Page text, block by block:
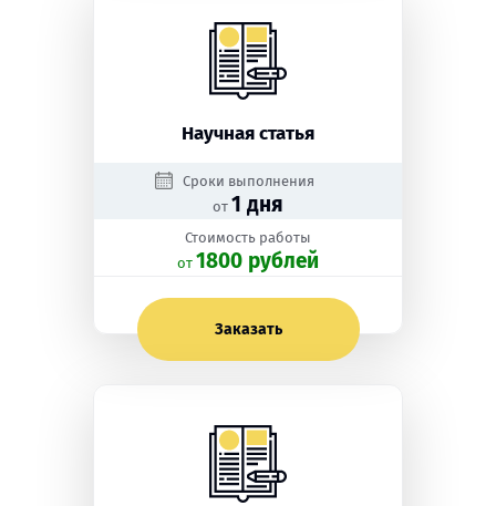
Научная статья
Сроки выполнения
от 1 дня
Стоимость работы
oт 1800 рублей
Заказать